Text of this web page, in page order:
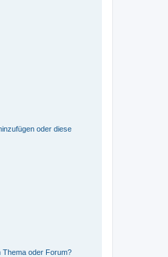
oder diese
Thema oder Forum?